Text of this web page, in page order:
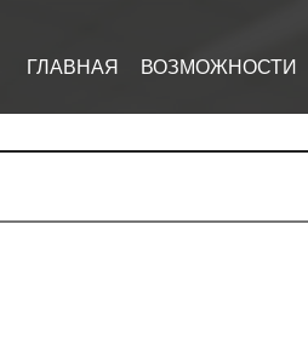
ГЛАВНАЯ ВОЗМОЖНОСТИ